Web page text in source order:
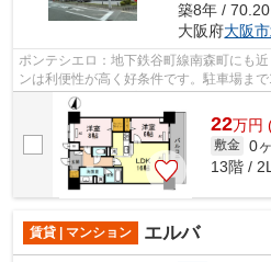
築8年 / 70.20
大阪府大阪
ポンテシエロ：地下鉄谷町線南森町にも
ンは利便性が高く好条件です。駐車場ま
はマンションタイプになります。できる...
22万円
敷金 0
13階 /
賃貸 | マンション エルバ